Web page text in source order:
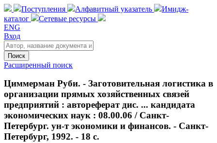
Поступления Алфавитный указатель
Имидж-
каталог
Сетевые ресурсы
ENG
Вход
Поиск
Расширенный поиск
Циммерман Руби. - Заготовительная логистика в
организации прямых хозяйственных связей
предприятий : автореферат дис. ... кандидата
экономических наук : 08.00.06 / Санкт-
Петербург. ун-т экономики и финансов. - Санкт-
Петербург, 1992. - 18 с.